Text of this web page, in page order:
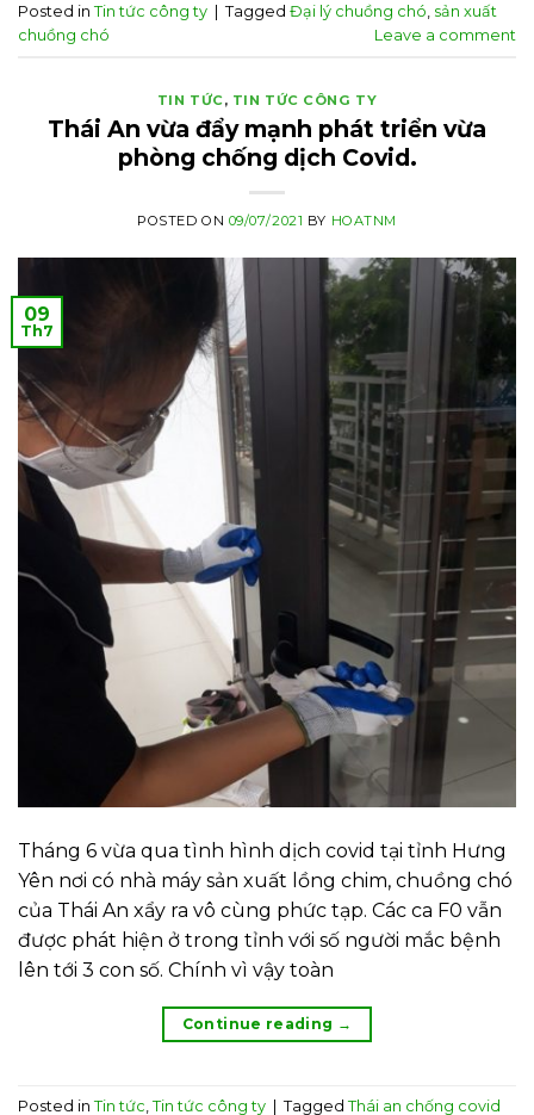
Posted in Tin tức công ty | Tagged Đại lý chuồng chó sản xuất
chuồng chó
Leave a comment
TIN TỨC, TIN TỨC CÔNG TY
Thái An vừa đẩy mạnh phát triển vừa
phòng chống dịch Covid.
POSTED ON 09/07/2021 BY HOATNM
09
Th7
Tháng 6 vừa qua tình hình dịch covid tại tỉnh Hưng
Yên nơi có nhà máy sản xuất lồng chim, chuồng chó
của Thái An xẩy ra vô cùng phức tạp. Các ca F0 vẫn
được phát hiện ở trong tỉnh với số người mắc bệnh
lên tới 3 con số. Chính vì vậy toàn
Continue reading →
Posted in Tin tức Tin tức công ty | Tagged Thái an chống covid